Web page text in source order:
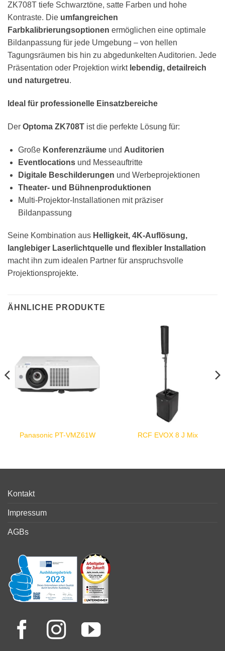
ZK708T tiefe Schwarztöne, satte Farben und hohe
Kontraste. Die umfangreichen
Farbkalibrierungsoptionen ermöglichen eine optimale
Bildanpassung für jede Umgebung – von hellen
Tagungsräumen bis hin zu abgedunkelten Auditorien. Jede
Präsentation oder Projektion wirkt lebendig, detailreich
und naturgetreu.
Ideal für professionelle Einsatzbereiche
Der Optoma ZK708T ist die perfekte Lösung für:
Große Konferenzräumeund Auditorien
Eventlocationsund Messeauftritte
Digitale Beschilderungen und Werbeprojektionen
Theater- und Bühnenproduktionen
Multi-Projektor-Installationen mit präziser
Bildanpassung
Seine Kombination aus Helligkeit, 4K-Auflösung,
langlebiger Laserlichtquelle und flexibler Installation
macht ihn zum idealen Partner für anspruchsvolle
Projektionsprojekte.
ÄHNLICHE PRODUKTE
Panasonic PT-VMZ61W RCF EVOX 8 J Mix
Kontakt
Impressum
AGBs